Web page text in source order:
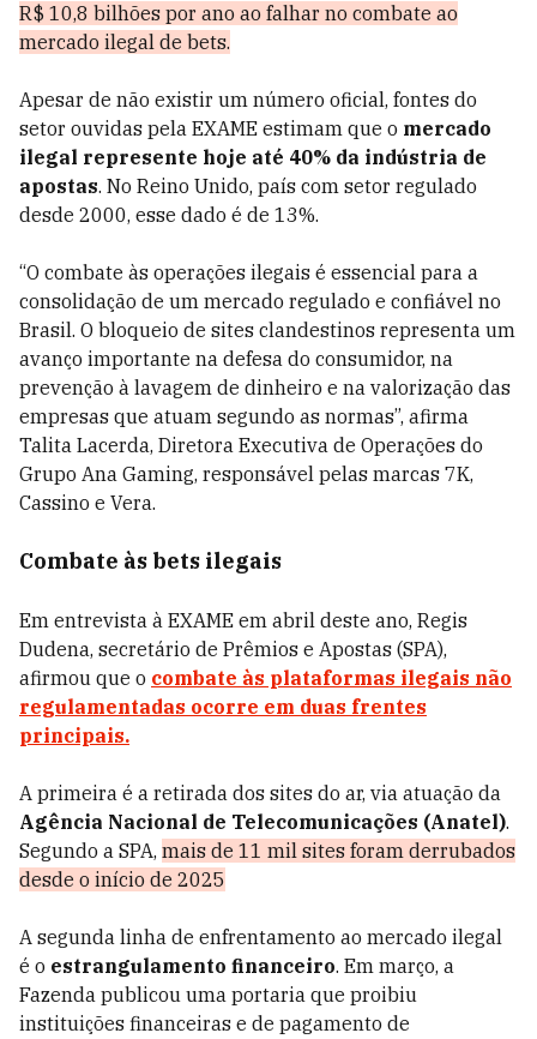
R$ 10,8 bilhões por ano ao falhar no combate ao
mercado ilegal de bets.
Apesar de não existir um número oficial, fontes do
setor ouvidas pela EXAME estimam que o mercado
ilegal represente hoje até 40% da indústria de
apostas. No Reino Unido, país com setor regulado
desde 2000, esse dado é de 13%.
“O combate às operações ilegais é essencial para a
consolidação de um mercado regulado e confiável no
Brasil. O bloqueio de sites clandestinos representa um
avanço importante na defesa do consumidor, na
prevenção à lavagem de dinheiro e na valorização das
empresas que atuam segundo as normas”, afirma
Talita Lacerda, Diretora Executiva de Operações do
Grupo Ana Gaming, responsável pelas marcas 7K,
Cassino e Vera.
Combate às bets ilegais
Em entrevista à EXAME em abril deste ano, Regis
Dudena, secretário de Prêmios e Apostas (SPA),
afirmou que o combate às plataformas ilegais não
regulamentadas ocorre em duas frentes
principais.
A primeira é a retirada dos sites do ar, via atuação da
Agência Nacional de Telecomunicações (Anatel).
Segundo a SPA, mais de 11 mil sites foram derrubados
desde o início de 2025
A segunda linha de enfrentamento ao mercado ilegal
é o estrangulamento financeiro. Em março, a
Fazenda publicou uma portaria que proibiu
instituições financeiras e de pagamento de